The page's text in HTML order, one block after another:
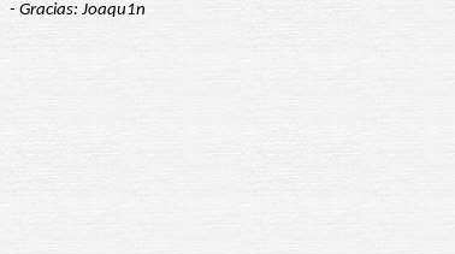
- Gracias: Joaqu1n